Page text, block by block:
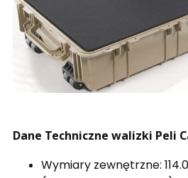
Dane Techniczne walizki Peli
Wymiary zewnętrzne: